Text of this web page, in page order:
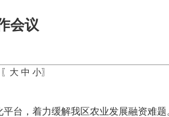
会议
大 中 小〗
台，着力缓解我区农业发展融资难